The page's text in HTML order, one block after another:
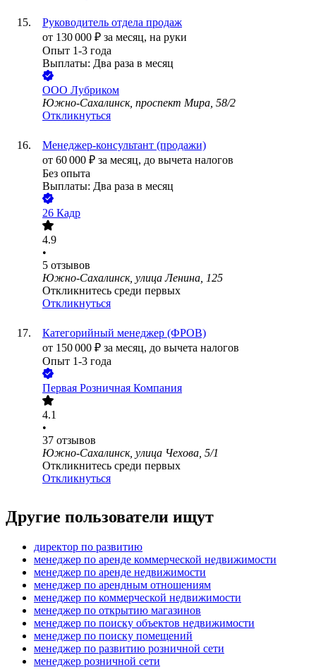
Руководитель отдела продаж
от 130 000 ₽ за месяц, на руки
Опыт 1-3 года
Выплаты: Два раза в месяц
ООО Лубриком
Южно-Сахалинск, проспект Мира, 58/2
Откликнуться
Менеджер-консультант (продажи)
от 60 000 ₽ за месяц, до вычета налогов
Без опыта
Выплаты: Два раза в месяц
26 Кадр
4.9
•
5 отзывов
Южно-Сахалинск, улица Ленина, 125
Откликнитесь среди первых
Откликнуться
Категорийный менеджер (ФРОВ)
от 150 000 ₽ за месяц, до вычета налогов
Опыт 1-3 года
Первая Розничная Компания
4.1
•
37 отзывов
Южно-Сахалинск, улица Чехова, 5/1
Откликнитесь среди первых
Откликнуться
Другие пользователи ищут
директор по развитию
менеджер по аренде коммерческой недвижимости
менеджер по аренде недвижимости
менеджер по арендным отношениям
менеджер по коммерческой недвижимости
менеджер по открытию магазинов
менеджер по поиску объектов недвижимости
менеджер по поиску помещений
менеджер по развитию розничной сети
менеджер розничной сети